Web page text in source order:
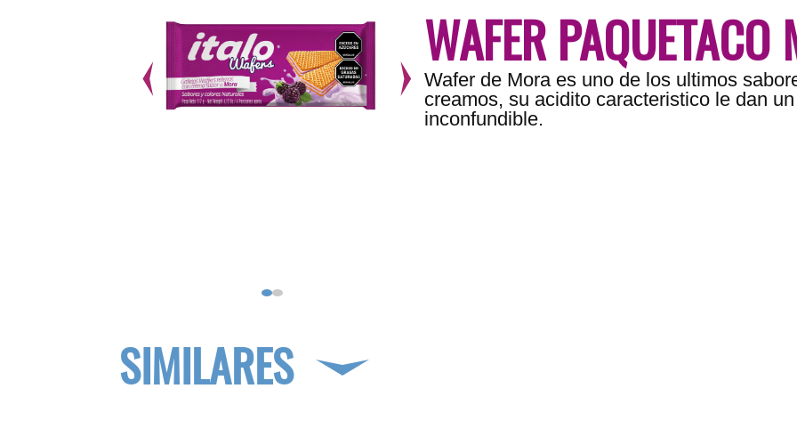
WAFER PAQUETACO
Wafer de Mora es uno de los ultimos
creamos, su acidito caracteristico le dan
inconfundible.
SIMILARES